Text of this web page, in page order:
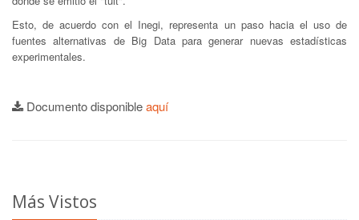
Esto, de acuerdo con el Inegi, representa un paso hacia el uso de
fuentes alternativas de Big Data para generar nuevas estadísticas
experimentales.
Documento disponibleaquí
Más Vistos